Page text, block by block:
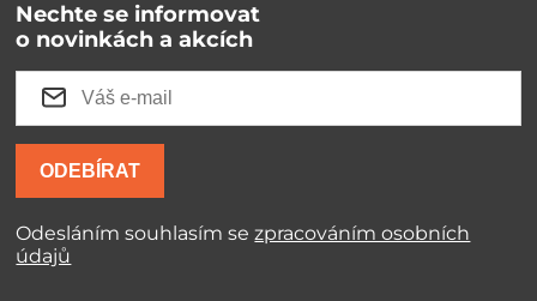
Nechte se informovat
o novinkách a akcích
ODEBÍRAT
Odesláním souhlasím sezpracováním osobních
údajů